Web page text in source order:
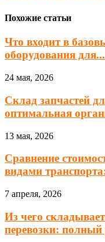
Похожие статьи
Что входит в
оборудования для...
24 мая, 2026
Склад запчастей
оптимальная
13 мая, 2026
Сравнение
видами
7 апреля, 2026
Из чего
перевозки: полный